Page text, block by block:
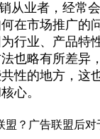
从业者，经常
在市场推广的
行业、产品特
也略有所差异
性的地方，这
心。
盟？广告联盟后